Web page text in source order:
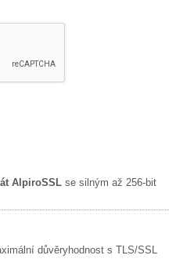
AlpiroSSL se silným až 256-bit
důvěryhodnost s TLS/SSL